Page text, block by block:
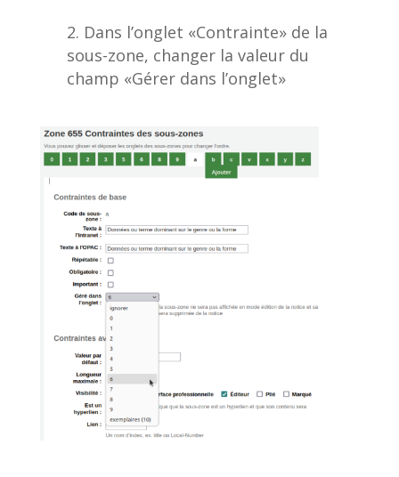
Dans l’onglet «Contrainte» de la
sous-zone, changer la valeur du
champ «Gérer dans l’onglet»